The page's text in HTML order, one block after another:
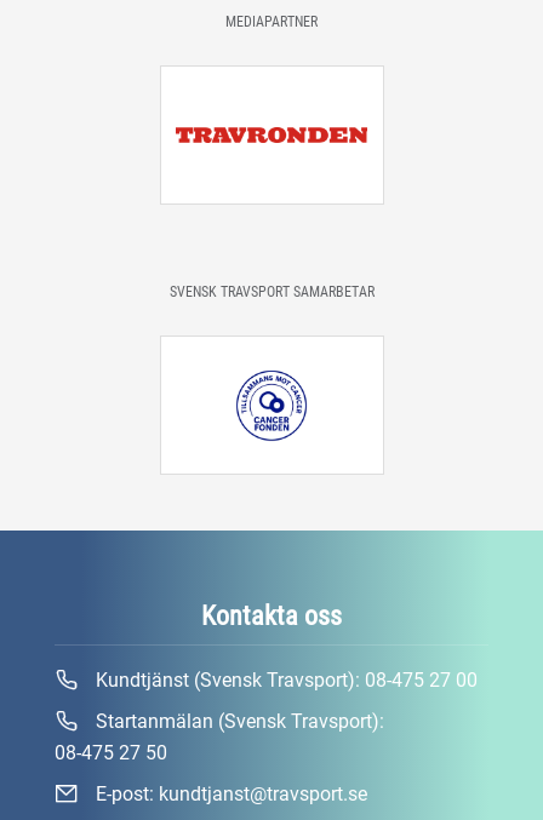
MEDIAPARTNER
SVENSK TRAVSPORT SAMARBETAR
Kontakta oss
Kundtjänst (Svensk Travsport): 08-475 27 00
Startanmälan (Svensk Travsport):
08-475 27 50
E-post: kundtjanst@travsport.se